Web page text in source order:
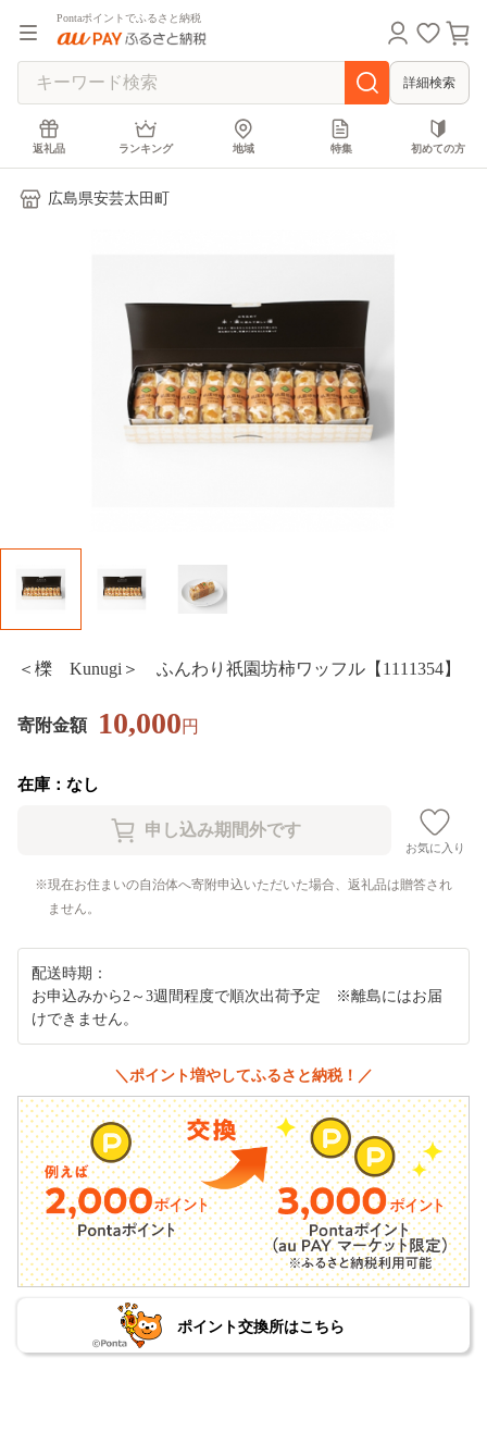
Pontaポイントでふるさと納税
詳細検索
返礼品 ランキング 地域 特集 初めての方
広島県安芸太田町
＜櫟 Kunugi＞ ふんわり祇園坊柿ワッフル【1111354】
寄附金額 10,000円
在庫：なし
お気に入り
現在お住まいの自治体へ寄附申込いただいた場合、返礼品は贈答され
ません。
配送時期：
お申込みから2～3週間程度で順次出荷予定 ※離島にはお届
けできません。
＼ポイント増やしてふるさと納税！／
ポイント交換所はこちら